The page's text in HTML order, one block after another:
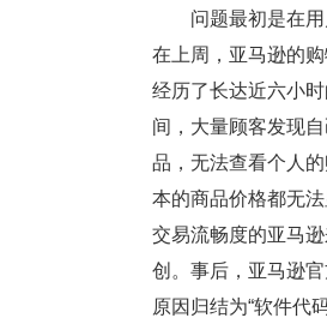
问题最初是在用
在上周，亚马逊的
经历了长达近六小
间，大量顾客发现
品，无法查看个人
本的商品价格都无
交易流畅度的亚马
创。事后，亚马逊
原因归结为“软件代